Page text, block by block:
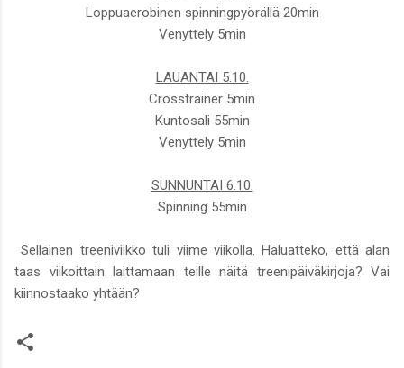
Loppuaerobinen spinningpyörällä 20min
Venyttely 5min
LAUANTAI 5.10.
Crosstrainer 5min
Kuntosali 55min
Venyttely 5min
SUNNUNTAI 6.10.
Spinning 55min
Sellainen treeniviikko tuli viime viikolla. Haluatteko, että alan
taas viikoittain laittamaan teille näitä treenipäiväkirjoja? Vai
kiinnostaako yhtään?